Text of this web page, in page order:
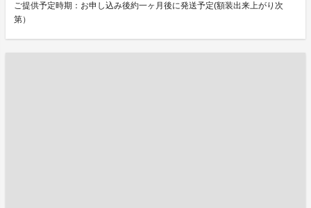
ご提供予定時期：お申し込み後約一ヶ月後に発送予定(額装出来上がり次
第）